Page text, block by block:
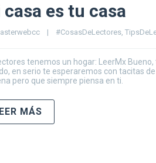
casa es tu casa
| #CosasDeLectores,
tenemos un hogar: LeerMx
en serio te esperaremos con tacitas
pero que siempre piensa en ti.
MÁS